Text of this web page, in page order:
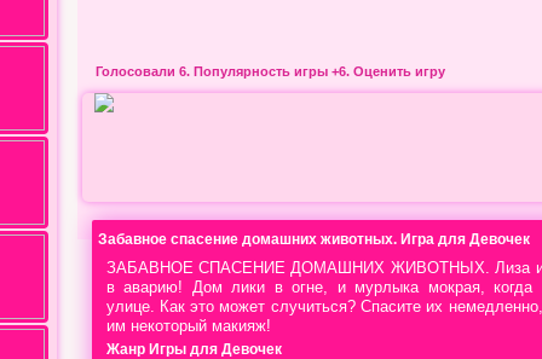
Голосовали 6. Популярность игры +6. Оценить игру
Забавное спасение домашних животных. Игра для Девочек
ЗАБАВНОЕ СПАСЕНИЕ ДОМАШНИХ ЖИВОТНЫХ. Лиза и
в аварию! Дом лики в огне, и мурлыка мокрая, когда
улице. Как это может случиться? Спасите их
им некоторый макияж!
Жанр Игры для Девочек